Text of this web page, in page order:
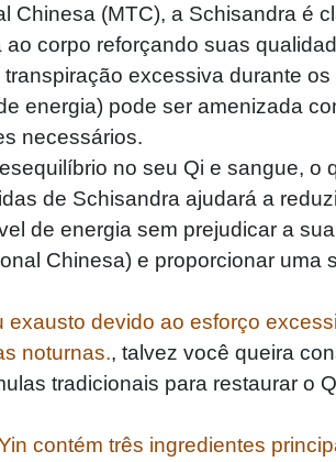
(MTC), a Schisandra é
corpo reforçando suas
excessiva durante
energia) pode ser amenizada
necessários.
no seu Qi e sangue, o
de Schisandra ajudará a
de energia sem prejudicar a
Chinesa) e proporcionar uma
exausto devido ao esforço
noturnas., talvez você queira
tradicionais para restaurar o
contém três ingredientes